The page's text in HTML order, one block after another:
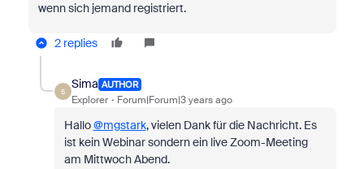
wenn sich jemand registriert.
2 replies
S
Sima AUTHOR
Explorer Forum|Forum|3 years ago
Hallo@mgstark, vielen Dank für die Nachricht. Es
ist kein Webinar sondern ein live Zoom-Meeting
am Mittwoch Abend.